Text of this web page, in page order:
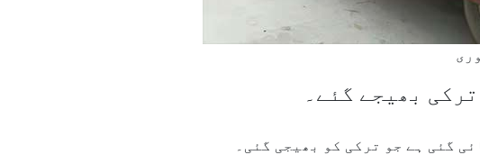
گئی ہے جو ترکی کو بھیجی گئی۔